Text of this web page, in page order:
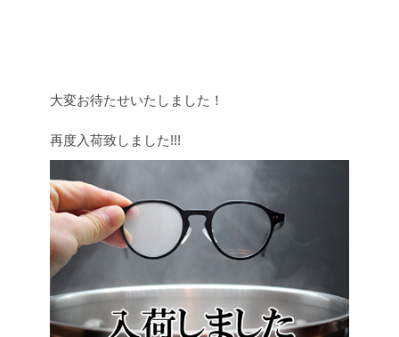
大変お待たせいたしました！
再度入荷致しました!!!